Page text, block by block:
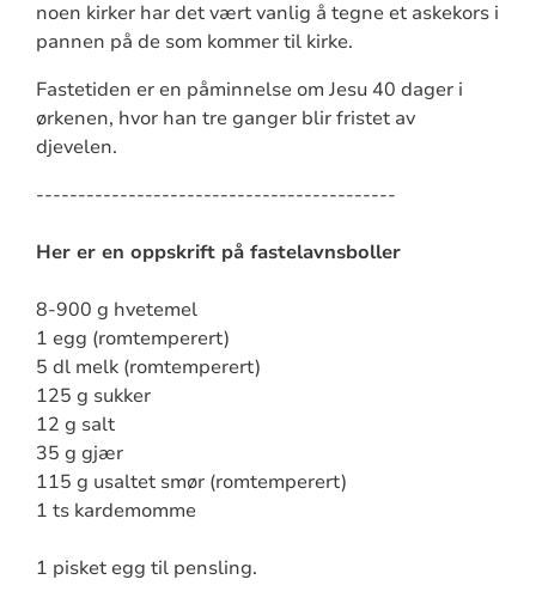
noen kirker har det vært vanlig å tegne et askekors i
pannen på de som kommer til kirke.
Fastetiden er en påminnelse om Jesu 40 dager i
ørkenen, hvor han tre ganger blir fristet av
djevelen.
-------------------------------------------
Her er en oppskrift på fastelavnsboller
8-900 g hvetemel
1 egg (romtemperert)
5 dl melk (romtemperert)
125 g sukker
12 g salt
35 g gjær
115 g usaltet smør (romtemperert)
1 ts kardemomme
1 pisket egg til pensling.